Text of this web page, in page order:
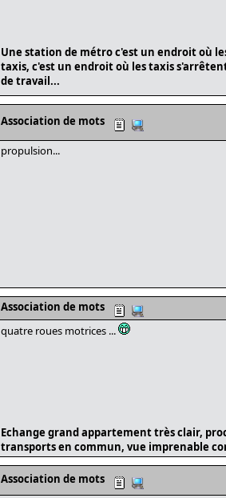
Une station de métro c'est un endroit où
taxis, c'est un endroit où les taxis
de travail...
Association de mots
propulsion...
Association de mots
quatre roues motrices ...
Echange grand appartement très clair,
transports en commun, vue imprenable
Association de mots